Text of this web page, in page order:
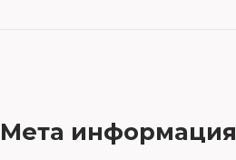
Мета информация